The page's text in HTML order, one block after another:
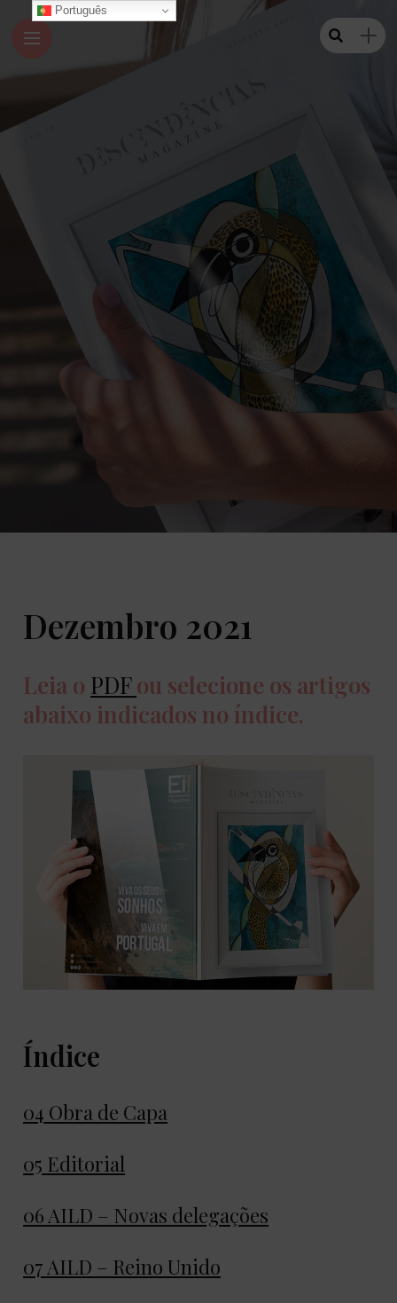
Dezembro 2021
Leia o PDFou selecione os artigos
abaixo indicados no índice.
Índice
04 Obra de Capa
05 Editorial
06 AILD – Novas delegações
07 AILD – Reino Unido
Português